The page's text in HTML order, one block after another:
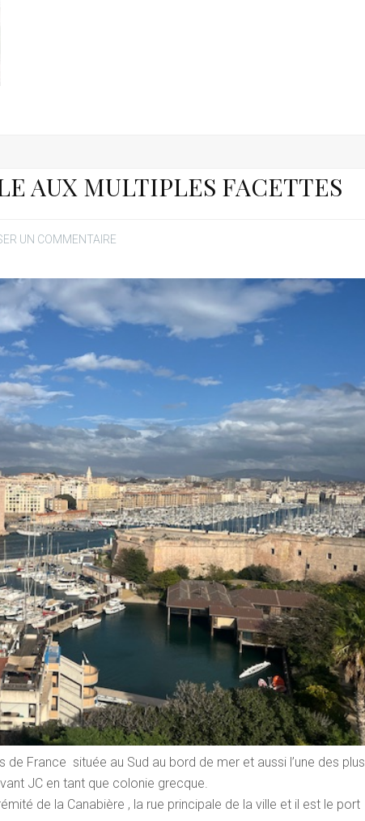
AUX MULTIPLES FACETTES
UN COMMENTAIRE
de France située au Sud au bord de mer et aussi l’une des plus
JC en tant que colonie grecque.
de la Canabière , la rue principale de la ville et il est le port